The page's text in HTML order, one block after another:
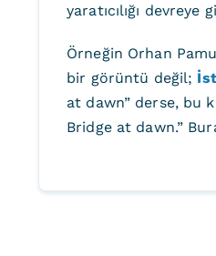
yaratıcılığı devreye
Örneğin Orhan
bir görüntü değil;
at dawn” derse, bu
Bridge at dawn.”